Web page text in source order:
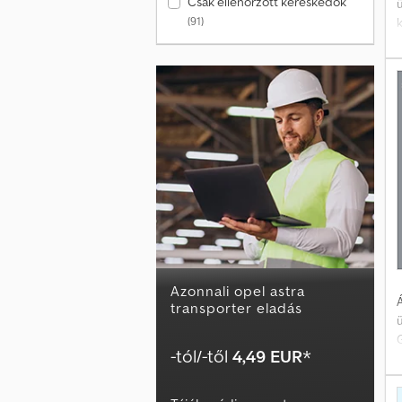
(91)
Azonnali opel astra
transporter eladás
-tól/-től 4,49 EUR*